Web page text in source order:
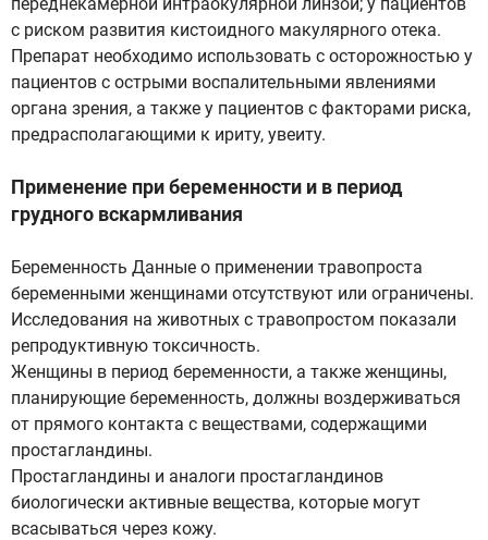
с риском развития кистоидного макулярного отека.
Препарат необходимо использовать с осторожностью у
пациентов с острыми воспалительными явлениями
органа зрения, а также у пациентов с факторами риска,
предрасполагающими к ириту, увеиту.
Применение при беременности и в период
грудного вскармливания
Беременность Данные о применении травопроста
беременными женщинами отсутствуют или ограничены.
Исследования на животных с травопростом показали
репродуктивную токсичность.
Женщины в период беременности, а также женщины,
планирующие беременность, должны воздерживаться
от прямого контакта с веществами, содержащими
простагландины.
Простагландины и аналоги простагландинов
биологически активные вещества, которые могут
всасываться через кожу.